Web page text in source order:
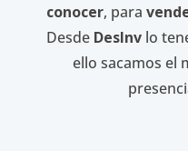
conocer, para
Desde DesInvlo
ello sacamos el